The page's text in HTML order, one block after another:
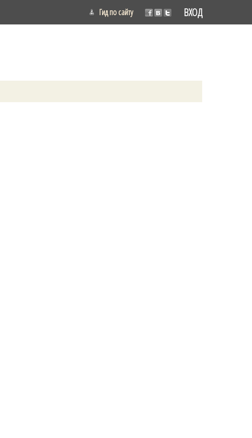
ВХОД
Гид по сайту